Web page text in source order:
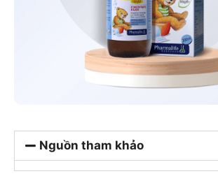
Nguồn tham khảo